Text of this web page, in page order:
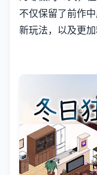
不仅保留了前作
新玩法​​，以及更加